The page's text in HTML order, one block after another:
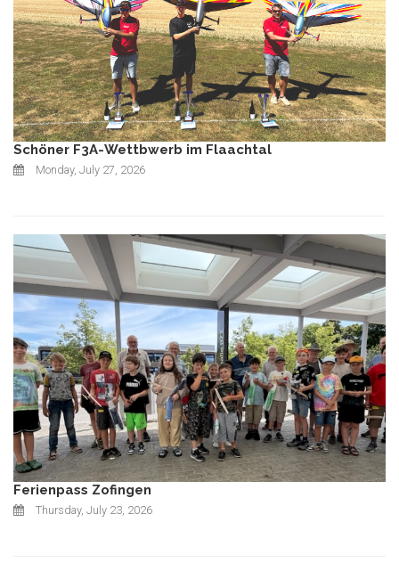
Schöner F3A-Wettbwerb im Flaachtal
Monday, July 27, 2026
Ferienpass Zofingen
Thursday, July 23, 2026